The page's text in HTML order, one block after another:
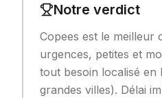
Notre verdict
Copees est le meilleur
urgences, petites et
tout besoin localisé en
grandes villes). Délai